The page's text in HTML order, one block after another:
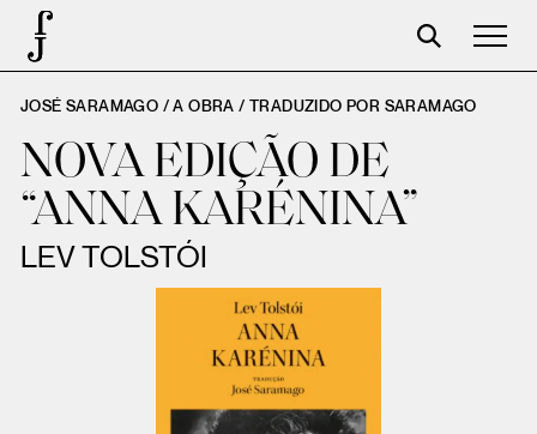
José Saramago
Programação
A Fundação
Parceiros
JOSÉ SARAMAGO / A OBRA / TRADUZIDO POR SARAMAGO
NOVA EDIÇÃO DE
“ANNA KARÉNINA”
LEV TOLSTÓI